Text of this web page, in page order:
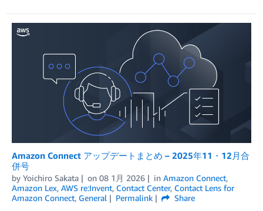
Amazon Connect アップデートまとめ – 2025年11・12月合
併号
by Yoichiro Sakata on 08 1月 2026 in Amazon Connect,
Amazon Lex, AWS re:Invent, Contact Center, Contact Lens for
Amazon Connect, General Permalink
Share